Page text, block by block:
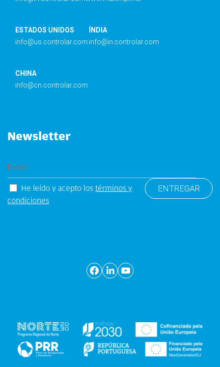
ESTADOS UNIDOS
info@us.controlar.com
ÍNDIA
info@in.controlar.com
CHINA
info@cn.controlar.com
Newsletter
He leído y acepto los términos y
condiciones